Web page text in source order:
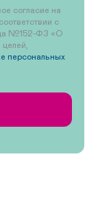
согласие на
с
№152-ФЗ «О
целей,
персональных